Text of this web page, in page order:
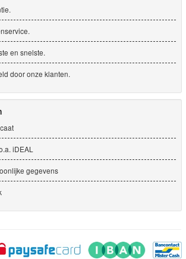
en snelste.
door onze klanten.
iDEAL
gegevens